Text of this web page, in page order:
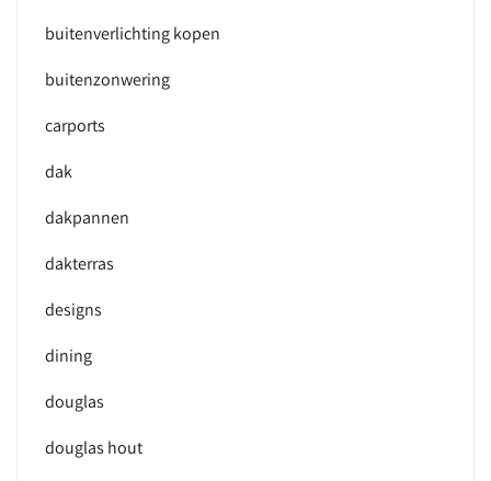
buitenverlichting kopen
buitenzonwering
carports
dak
dakpannen
dakterras
designs
dining
douglas
douglas hout